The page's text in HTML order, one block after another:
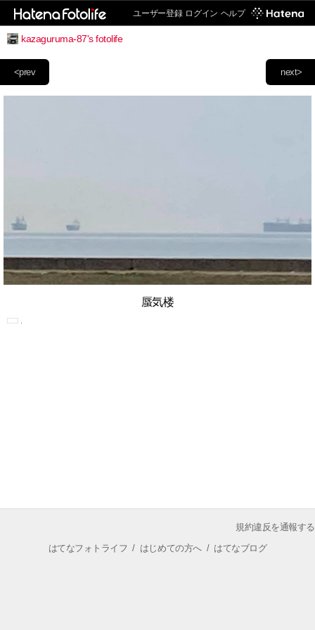
ユーザー登録 ログイン ヘルプ
kazaguruma-87's fotolife
next>
<prev
蜃気楼
規約違反を通報する
はてなフォトライフ / はじめての方へ/ はてなブログ